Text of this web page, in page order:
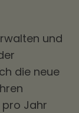
und
die neue
pro Jahr